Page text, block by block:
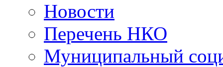
Новости
Перечень НКО
Муниципальный